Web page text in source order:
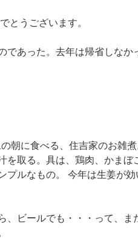
とうございます。
であった。去年は帰省しなか
朝に食べる、住吉家のお雑煮
を取る。具は、鶏肉、かまぼ
プルなもの。 今年は生姜が効
、ビールでも・・・って、ま